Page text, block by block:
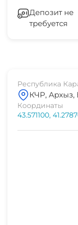
Депозит не
требуется
Республика
КЧР, Архыз,
Координаты
43.571100,